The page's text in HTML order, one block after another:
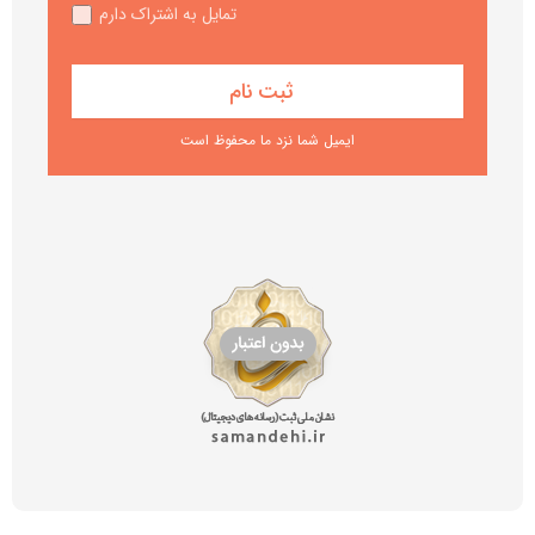
تمایل به اشتراک دارم
ایمیل شما نزد ما محفوظ است